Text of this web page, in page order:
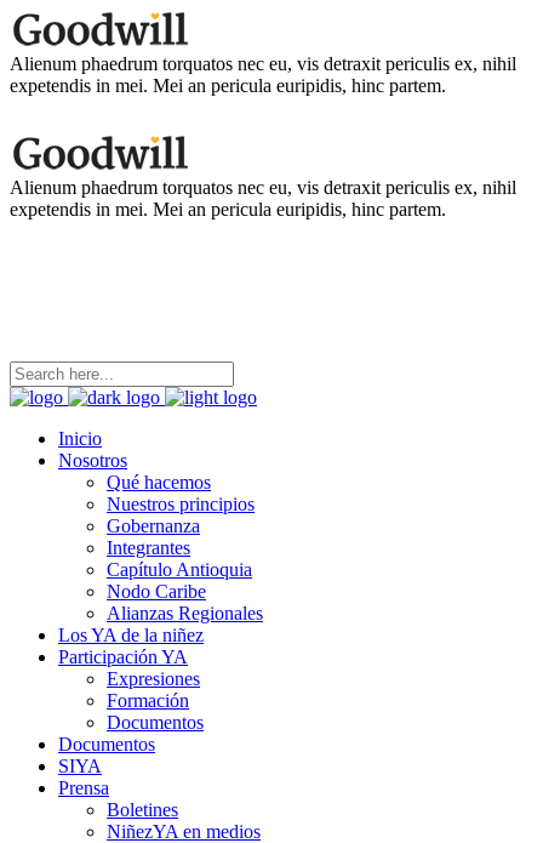
Alienum phaedrum torquatos nec eu, vis detraxit periculis ex, nihil
expetendis in mei. Mei an pericula euripidis, hinc partem.
Alienum phaedrum torquatos nec eu, vis detraxit periculis ex, nihil
expetendis in mei. Mei an pericula euripidis, hinc partem.
Inicio
Nosotros
Qué hacemos
Nuestros principios
Gobernanza
Integrantes
Capítulo Antioquia
Nodo Caribe
Alianzas Regionales
Los YA de la niñez
Participación YA
Expresiones
Formación
Documentos
Documentos
SIYA
Prensa
Boletines
NiñezYA en medios